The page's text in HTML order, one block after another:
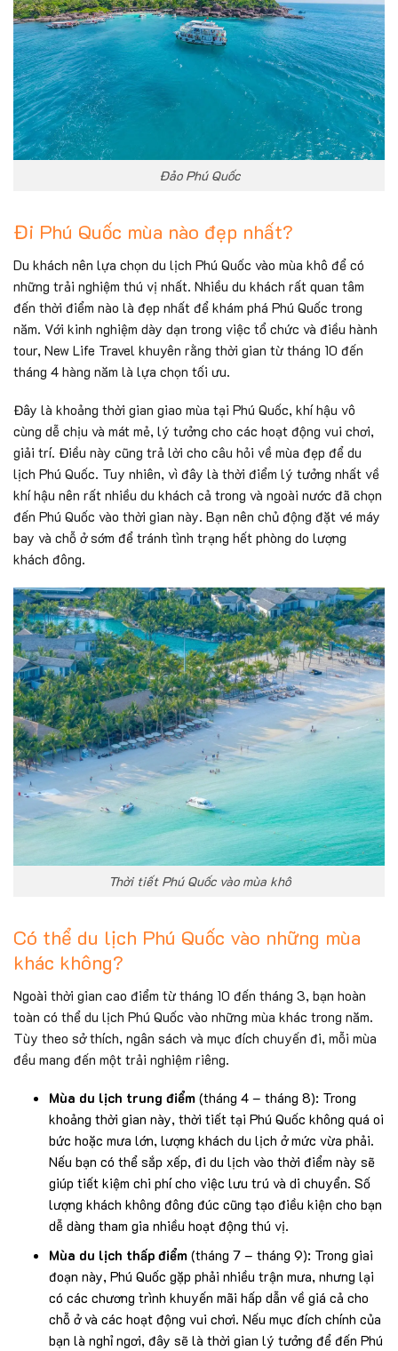
Đảo Phú Quốc
Đi Phú Quốc mùa nào đẹp nhất?
Du khách nên lựa chọn du lịch Phú Quốc vào mùa khô để có
những trải nghiệm thú vị nhất. Nhiều du khách rất quan tâm
đến thời điểm nào là đẹp nhất để khám phá Phú Quốc trong
năm. Với kinh nghiệm dày dạn trong việc tổ chức và điều hành
tour, New Life Travel khuyên rằng thời gian từ tháng 10 đến
tháng 4 hàng năm là lựa chọn tối ưu.
Đây là khoảng thời gian giao mùa tại Phú Quốc, khí hậu vô
cùng dễ chịu và mát mẻ, lý tưởng cho các hoạt động vui chơi,
giải trí. Điều này cũng trả lời cho câu hỏi về mùa đẹp để du
lịch Phú Quốc. Tuy nhiên, vì đây là thời điểm lý tưởng nhất về
khí hậu nên rất nhiều du khách cả trong và ngoài nước đã chọn
đến Phú Quốc vào thời gian này. Bạn nên chủ động đặt vé máy
bay và chỗ ở sớm để tránh tình trạng hết phòng do lượng
khách đông.
Thời tiết Phú Quốc vào mùa khô
Có thể du lịch Phú Quốc vào những mùa
khác không?
Ngoài thời gian cao điểm từ tháng 10 đến tháng 3, bạn hoàn
toàn có thể du lịch Phú Quốc vào những mùa khác trong năm.
Tùy theo sở thích, ngân sách và mục đích chuyến đi, mỗi mùa
đều mang đến một trải nghiệm riêng.
Mùa du lịch trung điểm(tháng 4 – tháng 8): Trong
khoảng thời gian này, thời tiết tại Phú Quốc không quá oi
bức hoặc mưa lớn, lượng khách du lịch ở mức vừa phải.
Nếu bạn có thể sắp xếp, đi du lịch vào thời điểm này sẽ
giúp tiết kiệm chi phí cho việc lưu trú và di chuyển. Số
lượng khách không đông đúc cũng tạo điều kiện cho bạn
dễ dàng tham gia nhiều hoạt động thú vị.
Mùa du lịch thấp điểm(tháng 7 – tháng 9): Trong giai
đoạn này, Phú Quốc gặp phải nhiều trận mưa, nhưng lại
có các chương trình khuyến mãi hấp dẫn về giá cả cho
chỗ ở và các hoạt động vui chơi. Nếu mục đích chính của
bạn là nghỉ ngơi, đây sẽ là thời gian lý tưởng để đến Phú